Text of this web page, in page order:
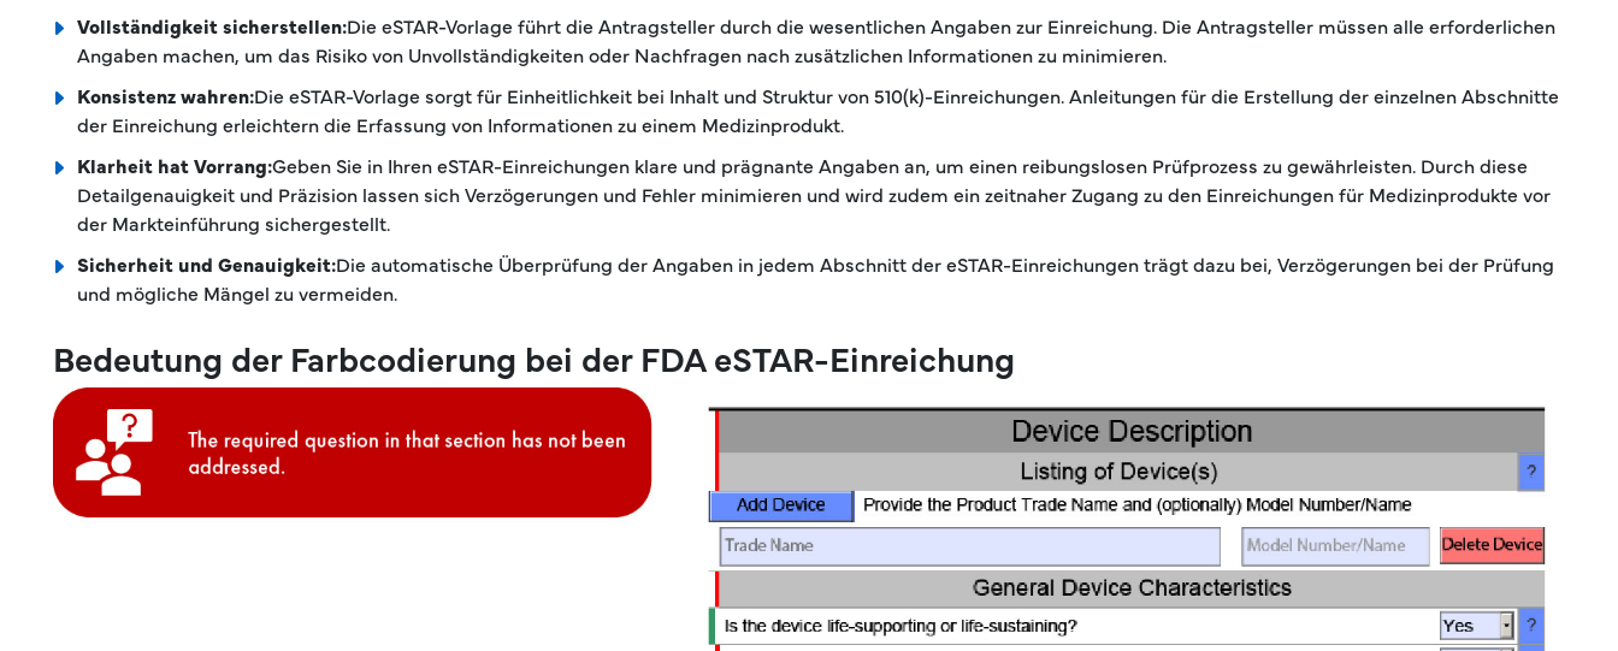
Vollständigkeit sicherstellen:Die eSTAR-Vorlage führt die Antragsteller durch die wesentlichen Angaben zur Einreichung. Die Antragsteller müssen alle erforderlichen
Angaben machen, um das Risiko von Unvollständigkeiten oder Nachfragen nach zusätzlichen Informationen zu minimieren.
Konsistenz wahren:Die eSTAR-Vorlage sorgt für Einheitlichkeit bei Inhalt und Struktur von 510(k)-Einreichungen. Anleitungen für die Erstellung der einzelnen Abschnitte
der Einreichung erleichtern die Erfassung von Informationen zu einem Medizinprodukt.
Klarheit hat Vorrang:Geben Sie in Ihren eSTAR-Einreichungen klare und prägnante Angaben an, um einen reibungslosen Prüfprozess zu gewährleisten. Durch diese
Detailgenauigkeit und Präzision lassen sich Verzögerungen und Fehler minimieren und wird zudem ein zeitnaher Zugang zu den Einreichungen für Medizinprodukte vor
der Markteinführung sichergestellt.
Sicherheit und Genauigkeit:Die automatische Überprüfung der Angaben in jedem Abschnitt der eSTAR-Einreichungen trägt dazu bei, Verzögerungen bei der Prüfung
und mögliche Mängel zu vermeiden.
Bedeutung der Farbcodierung bei der FDA eSTAR-Einreichung